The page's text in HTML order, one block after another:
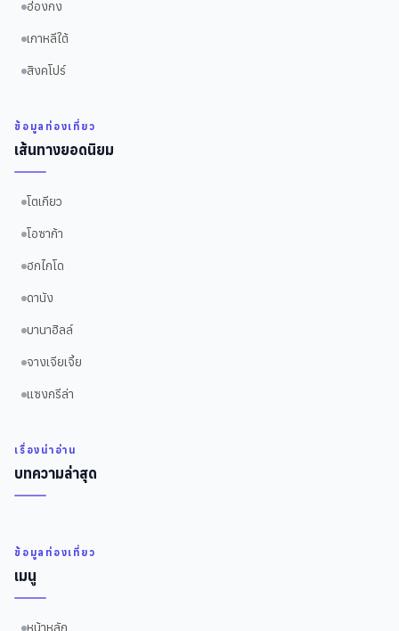
ฮ่องกง
เกาหลีใต้
สิงคโปร์
ข้อมูลท่องเที่ยว
เส้นทางยอดนิยม
โตเกียว
โอซาก้า
ฮกไกโด
ดานัง
บานาฮิลล์
จางเจียเจี้ย
แซงกรีล่า
เรื่องน่าอ่าน
บทความล่าสุด
ข้อมูลท่องเที่ยว
เมนู
หน้าหลัก